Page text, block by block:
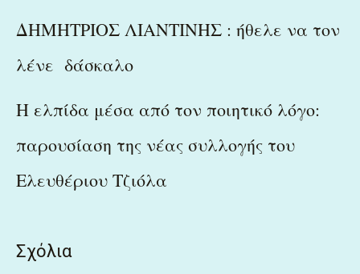
ΔΗΜΗΤΡΙΟΣ ΛΙΑΝΤΙΝΗΣ : ήθελε να τον
λένε δάσκαλο
Η ελπίδα μέσα από τον ποιητικό λόγο:
παρουσίαση της νέας συλλογής του
Ελευθέριου Τζιόλα
Σχόλια